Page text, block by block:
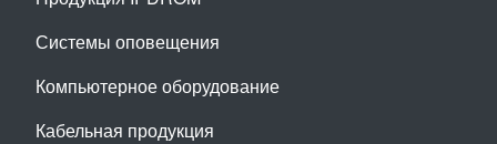
Системы оповещения
Компьютерное оборудование
Кабельная продукция